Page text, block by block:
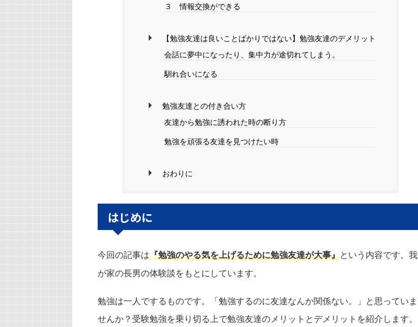
３ 情報交換ができる
【勉強友達は良いことばかりではない】勉強友達のデメリット
会話に夢中になったり、集中力が途切れてしまう。
馴れ合いになる
勉強友達との付き合い方
友達から勉強に誘われた時の断り方
勉強を頑張る友達を見つけたい時
おわりに
はじめに
今回の記事は『勉強のやる気を上げるために勉強友達が大事』という内容です。我
が家の長男の体験談をもとにしています。
勉強は一人でするものです。「勉強するのに友達なんか関係ない。」と思っていま
せんか？受験勉強を乗り切る上で勉強友達のメリットとデメリットを紹介します。